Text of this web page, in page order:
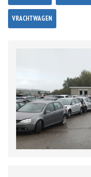
VRACHTWAGEN